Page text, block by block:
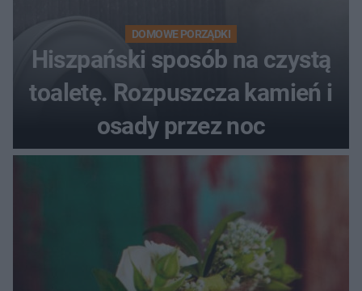
DOMOWE PORZĄDKI
Hiszpański sposób na czystą
toaletę. Rozpuszcza kamień i
osady przez noc